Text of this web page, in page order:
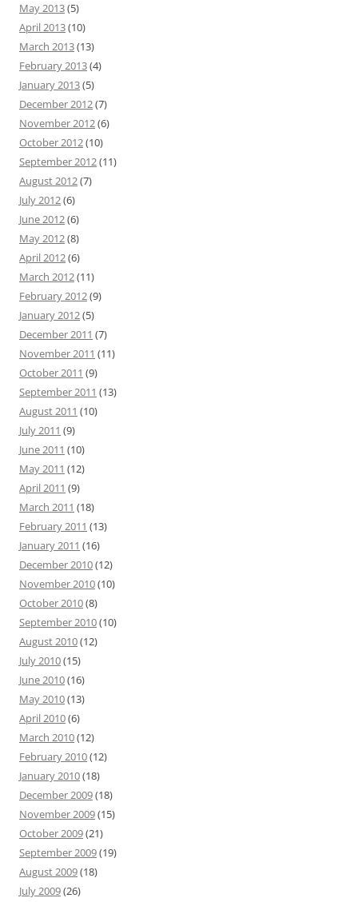
May 2013(5)
April 2013(10)
March 2013(13)
February 2013(4)
January 2013(5)
December 2012(7)
November 2012(6)
October 2012(10)
September 2012(11)
August 2012(7)
July 2012(6)
June 2012(6)
May 2012(8)
April 2012(6)
March 2012(11)
February 2012(9)
January 2012(5)
December 2011 (7)
November 2011 (11)
October 2011 (9)
September 2011 (13)
August 2011 (10)
July 2011 (9)
June 2011 (10)
May 2011 (12)
April 2011 (9)
March 2011 (18)
February 2011 (13)
January 2011 (16)
December 2010(12)
November 2010(10)
October 2010(8)
September 2010(10)
August 2010(12)
July 2010(15)
June 2010(16)
May 2010(13)
April 2010(6)
March 2010(12)
February 2010(12)
January 2010(18)
December 2009(18)
November 2009(15)
October 2009(21)
September 2009(19)
August 2009(18)
July 2009(26)